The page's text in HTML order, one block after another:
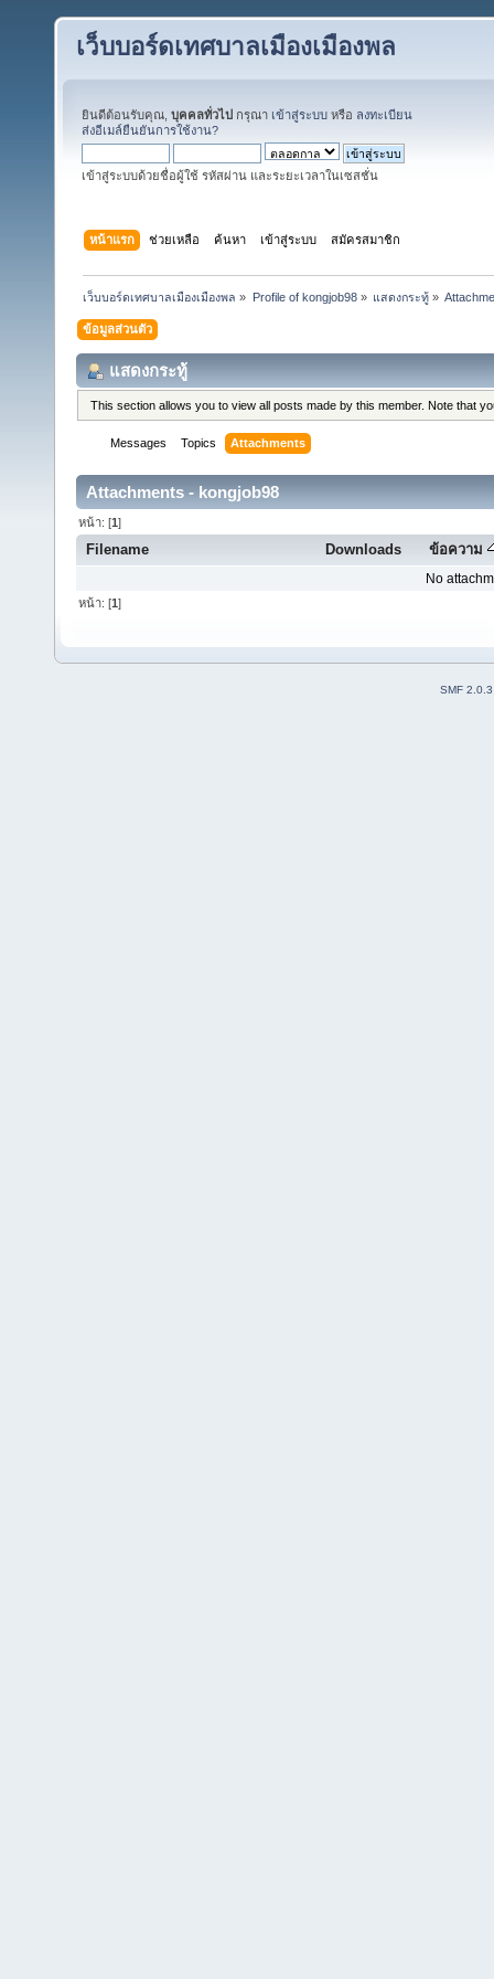
เว็บบอร์ดเทศบาลเมืองเมืองพล
ยินดีต้อนรับคุณ, บุคคลทั่วไป กรุณา เข้าสู่ระบบ หรือ ลงทะเบียน
ส่งอีเมล์ยืนยันการใช้งาน?
เข้าสู่ระบบด้วยชื่อผู้ใช้ รหัสผ่าน และระยะเวลาในเซสชั่น
หน้าแรก ช่วยเหลือ ค้นหา เข้าสู่ระบบ สมัครสมาชิก
เว็บบอร์ดเทศบาลเมืองเมืองพล » Profile of kongjob98» แสดงกระทู้»
ข้อมูลส่วนตัว
แสดงกระทู้
This section allows you to view all posts made by this member. Note that
Messages Topics Attachments
Attachments - kongjob98
หน้า: [1]
Filename Downloads ข้อความ
No
หน้า: [1]
SMF 2.0.3